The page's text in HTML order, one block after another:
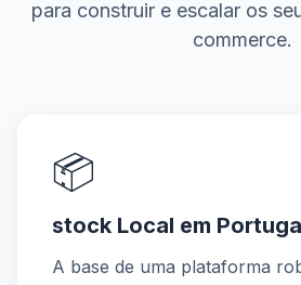
para construir e escalar os
commerce.
📦
stock Local em
A base de uma plataforma